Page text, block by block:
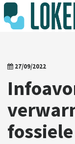
27/09/2022